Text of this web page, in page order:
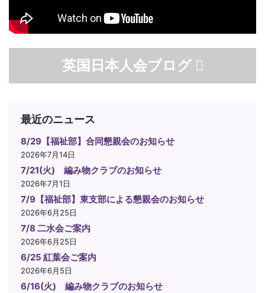
英国日本人会ブログ
最近のニュース
8/29【福祉部】合同懇親会のお知らせ
2026年7月14日
7/21(火) 編み物クラブのお知らせ
2026年7月1日
7/9【福祉部】東支部による懇親会のお知らせ
2026年6月25日
7/8 二水会ご案内
2026年6月25日
6/25 紅葉会ご案内
2026年6月5日
6/16(火) 編み物クラブのお知らせ